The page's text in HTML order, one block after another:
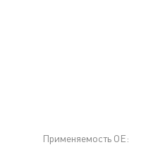
Применяемость ОЕ: